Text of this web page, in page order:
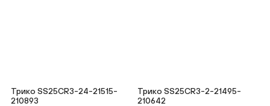
Трико SS25CR3-24-21515-
210893
Трико SS25CR3-2-21495-
210642